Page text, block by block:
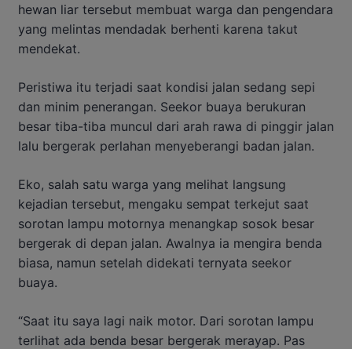
hewan liar tersebut membuat warga dan pengendara
yang melintas mendadak berhenti karena takut
mendekat.
Peristiwa itu terjadi saat kondisi jalan sedang sepi
dan minim penerangan. Seekor buaya berukuran
besar tiba-tiba muncul dari arah rawa di pinggir jalan
lalu bergerak perlahan menyeberangi badan jalan.
Eko, salah satu warga yang melihat langsung
kejadian tersebut, mengaku sempat terkejut saat
sorotan lampu motornya menangkap sosok besar
bergerak di depan jalan. Awalnya ia mengira benda
biasa, namun setelah didekati ternyata seekor
buaya.
“Saat itu saya lagi naik motor. Dari sorotan lampu
terlihat ada benda besar bergerak merayap. Pas